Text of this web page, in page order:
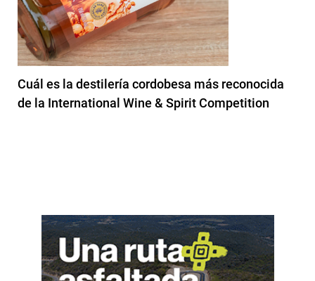
Cuál es la destilería cordobesa más reconocida
de la International Wine & Spirit Competition